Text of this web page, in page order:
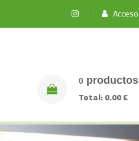
Acceso
0 productos
Total:0.00 €